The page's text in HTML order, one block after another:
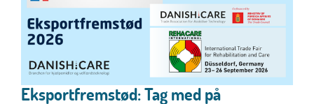
Eksportfremstød: Tag med på